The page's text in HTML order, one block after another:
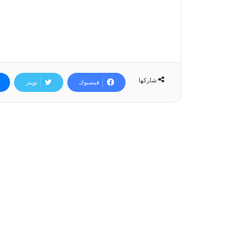
شاركها فيسبوك تويتر